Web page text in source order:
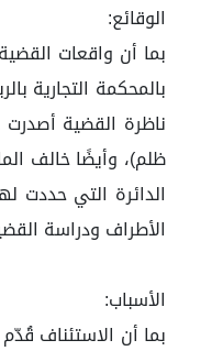
الوقائع:
بما أن واقعات
ناظرة القضية
الأطراف ودراسة
الأسباب:
بما أن الاستئناف